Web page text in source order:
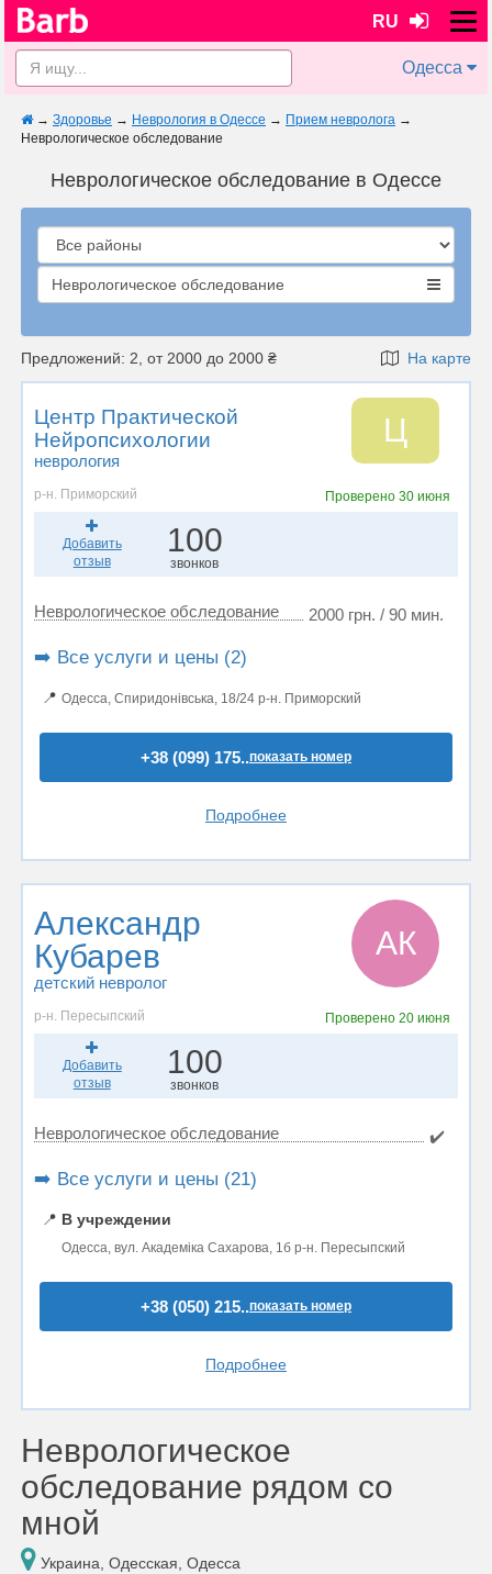
RU
Одесса
→ Здоровье → Неврология в Одессе → Прием невролога →
Неврологическое обследование
Неврологическое обследование в Одессе
Неврологическое обследование
Предложений: 2, от 2000 до 2000 ₴ На карте
Центр Практической
Нейропсихологии
неврология
Ц
р-н. Приморский Проверено 30 июня
Добавить
отзыв
100
звонков
Неврологическое обследование 2000 грн. / 90 мин.
➡️ Все услуги и цены (2)
📍 Одесса, Спиридонівська, 18/24 р-н. Приморский
+38 (099) 175..показать номер
Подробнее
Александр
Кубарев
детский невролог
АК
р-н. Пересыпский Проверено 20 июня
Добавить
отзыв
100
звонков
Неврологическое обследование ✔️
➡️ Все услуги и цены (21)
📍 В учреждении
Одесса, вул. Академіка Сахарова, 1б р-н. Пересыпский
+38 (050) 215..показать номер
Подробнее
Неврологическое
обследование рядом со
мной
Украина, Одесская, Одесса